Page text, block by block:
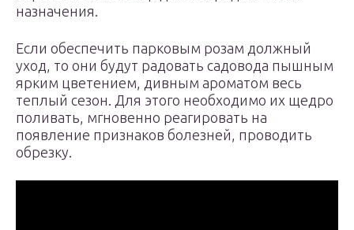
назначения.
Если обеспечить парковым розам должный
уход, то они будут радовать садовода пышным
ярким цветением, дивным ароматом весь
теплый сезон. Для этого необходимо их щедро
поливать, мгновенно реагировать на
появление признаков болезней, проводить
обрезку.